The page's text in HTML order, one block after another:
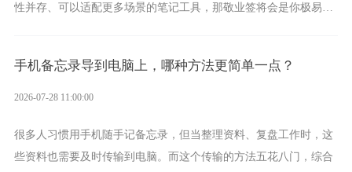
性并存、可以适配更多场景的笔记工具，那敬业签将会是你极易上
手机备忘录导到电脑上，哪种方法更简单一点？
2026-07-28 11:00:00
很多人习惯用手机随手记备忘录，但当整理资料、复盘工作时，这
些资料也需要及时传输到电脑。而这个传输的方法五花八门，综合